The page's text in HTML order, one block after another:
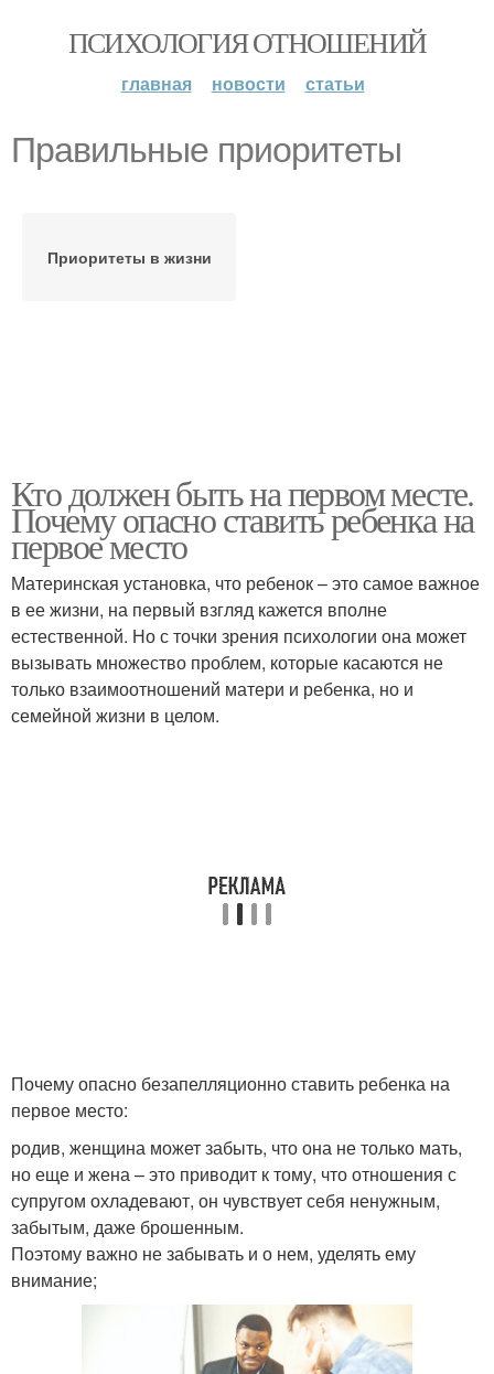
ПСИХОЛОГИЯ ОТНОШЕНИЙ
главная новости статьи
Правильные приоритеты
Приоритеты в жизни
Кто должен быть на первом месте.
Почему опасно ставить ребенка на
первое место
Материнская установка, что ребенок – это самое важное
в ее жизни, на первый взгляд кажется вполне
естественной. Но с точки зрения психологии она может
вызывать множество проблем, которые касаются не
только взаимоотношений матери и ребенка, но и
семейной жизни в целом.
Почему опасно безапелляционно ставить ребенка на
первое место:
родив, женщина может забыть, что она не только мать,
но еще и жена – это приводит к тому, что отношения с
супругом охладевают, он чувствует себя ненужным,
забытым, даже брошенным.
Поэтому важно не забывать и о нем, уделять ему
внимание;